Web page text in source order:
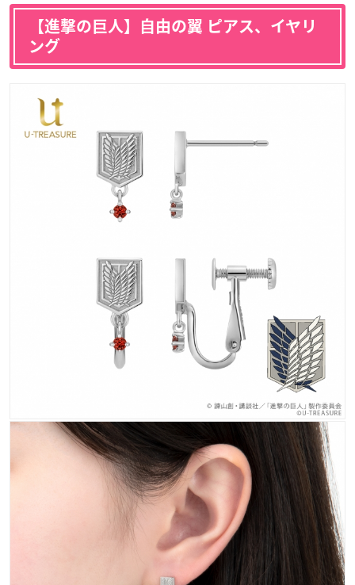
【進撃の巨人】自由の翼 ピアス、イヤリ
ング